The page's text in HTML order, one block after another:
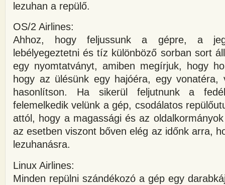
lezuhan a repülő.
OS/2 Airlines:
Ahhoz, hogy feljussunk a gépre, a
lebélyegeztetni és tíz különböző sorban sort
egy nyomtatványt, amiben megírjuk, hogy
hogy az ülésünk egy hajóéra, egy vonatéra,
hasonlítson. Ha sikerül feljutnunk a
felemelkedik velünk a gép, csodálatos
attól, hogy a magassági és az
az esetben viszont bőven elég az időnk arra,
lezuhanásra.
Linux Airlines:
Minden repülni szándékozó a gép egy